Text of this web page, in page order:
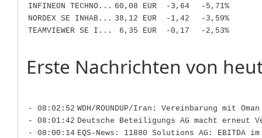
INFINEON TECHNO... 60,08 EUR -3,64
-5,71%
NORDEX SE INHAB... 38,12 EUR -1,42
-3,59%
TEAMVIEWER SE I...
6,35 EUR -0,17 -2,53%
Erste Nachrichten von
- 08:02:52 WDH/ROUNDUP/Iran: Vereinbarung mit
- 08:01:42 Deutsche Beteiligungs AG macht erneut
- 08:00:14 EQS-News: 11880 Solutions AG: